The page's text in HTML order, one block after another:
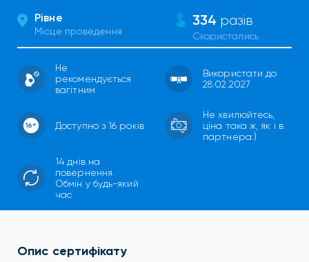
Рівне
Місце проведення
334 разів
Скористались
Не
рекомендується
вагітним
Використати до
28.02.2027
Доступно з 16 років
Не хвилюйтесь,
ціна така ж, як і в
партнера:)
14 днів на
повернення.
Обмін у будь-який
час
Опис сертифікату